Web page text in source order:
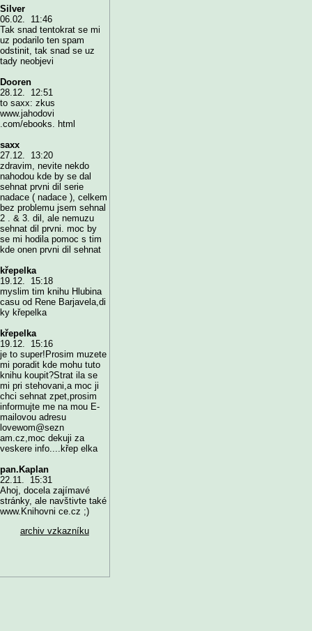
Silver
06.02. 11:46
Tak snad tentokrat se mi
uz podarilo ten spam
odstinit, tak snad se uz
tady neobjevi
Dooren
28.12. 12:51
to saxx: zkus
www.jahodovi
.com/ebooks. html
saxx
27.12. 13:20
zdravim, nevite nekdo
nahodou kde by se dal
sehnat prvni dil serie
nadace ( nadace ), celkem
bez problemu jsem sehnal
2 . & 3. dil, ale nemuzu
sehnat dil prvni. moc by
se mi hodila pomoc s tim
kde onen prvni dil sehnat
křepelka
19.12. 15:18
myslim tim knihu Hlubina
casu od Rene Barjavela,di
ky křepelka
křepelka
19.12. 15:16
je to super!Prosim muzete
mi poradit kde mohu tuto
knihu koupit?Strat ila se
mi pri stehovani,a moc ji
chci sehnat zpet,prosim
informujte me na mou E-
mailovou adresu
lovewom@sezn
am.cz,moc dekuji za
veskere info....křep elka
pan.Kaplan
22.11. 15:31
Ahoj, docela zajímavé
stránky, ale navštivte také
www.Knihovni ce.cz ;)
archiv vzkazníku